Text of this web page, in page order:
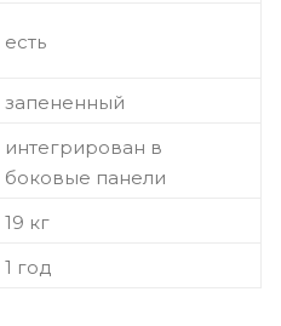
есть
запененный
интегрирован в
боковые панели
19 кг
1 год